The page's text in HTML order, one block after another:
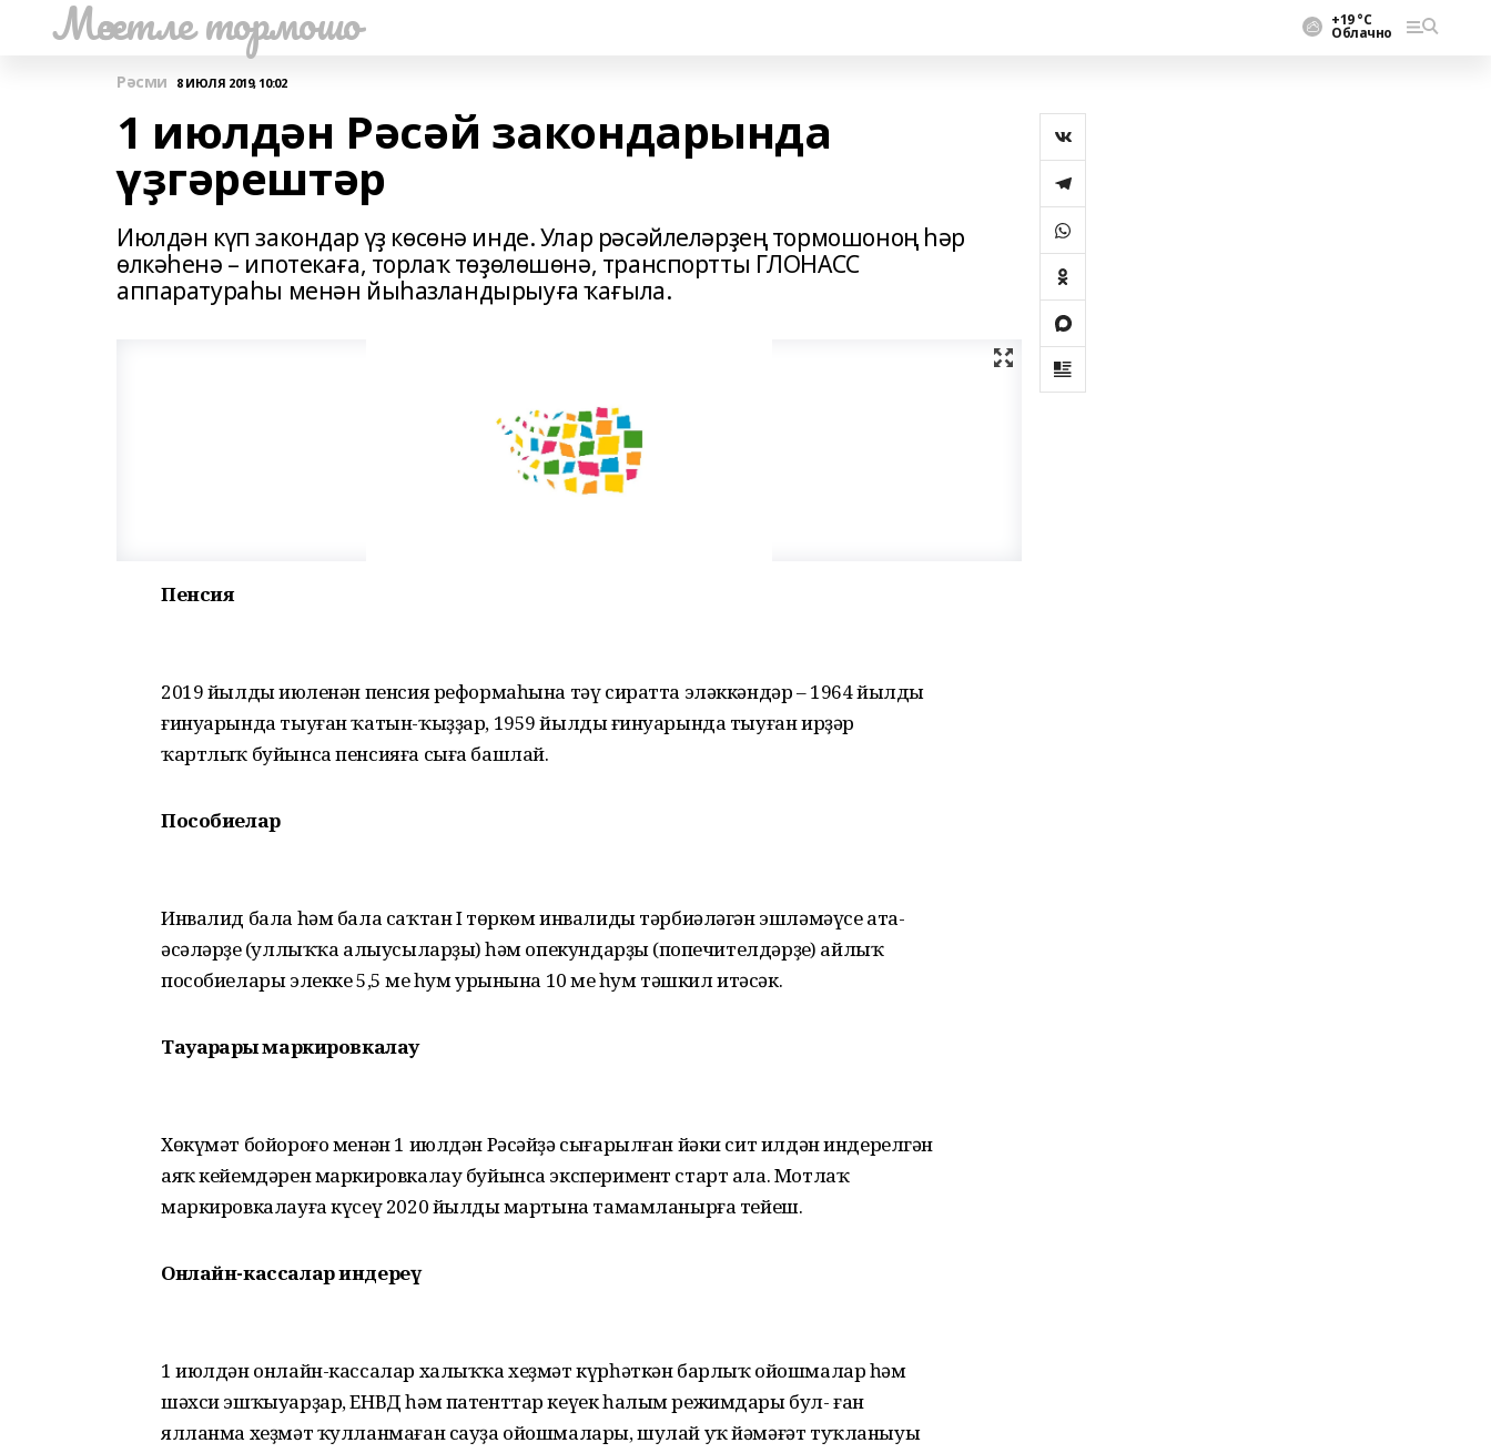
Мәсетле тормошо +19 °С
Облачно
Рәсми 8 ИЮЛЯ 2019, 10:02
1 июлдән Рәсәй закондарында
үҙгәрештәр
Июлдән күп закондар үҙ көсөнә инде. Улар рәсәйлеләрҙең тормошоноң һәр
өлкәһенә – ипотекаға, торлаҡ төҙөлөшөнә, транспортты ГЛОНАСС
аппаратураһы менән йыһазландырыуға ҡағыла.
Пенсия
2019 йылдың июленән пенсия реформаһына тәү сиратта эләккәндәр – 1964 йылдың
ғинуарында тыуған ҡатын-ҡыҙҙар, 1959 йылдың ғинуарында тыуған ирҙәр
ҡартлыҡ буйынса пенсияға сыға башлай.
Пособиелар
Инвалид бала һәм бала саҡтан I төркөм инвалиды тәрбиәләгән эшләмәүсе ата-
әсәләрҙең (уллыҡҡа алыусыларҙың) һәм опекундарҙың (попечителдәрҙең) айлыҡ
пособиелары элекке 5,5 мең һум урынына 10 мең һум тәшкил итәсәк.
Тауарҙарҙы маркировкалау
Хөкүмәт бойороғо менән 1 июлдән Рәсәйҙә сығарылған йәки сит илдән индерелгән
аяҡ кейемдәрен маркировкалау буйынса эксперимент старт ала. Мотлаҡ
маркировкалауға күсеү 2020 йылдың мартына тамамланырға тейеш.
Онлайн-кассалар индереү
1 июлдән онлайн-кассалар халыҡҡа хеҙмәт күрһәткән барлыҡ ойошмалар һәм
шәхси эшҡыуарҙар, ЕНВД һәм патенттар кеүек һалым режимдары бул- ған
ялланма хеҙмәт ҡулланмаған сауҙа ойошмалары, шулай уҡ йәмәғәт туҡланыуы